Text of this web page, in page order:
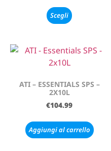
Scegli
ATI – ESSENTIALS SPS –
2X10L
€104.99
Aggiungi al carrello